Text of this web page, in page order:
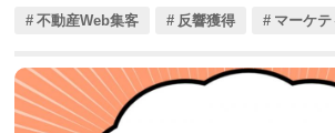
のです。
特に中小不動産会社にとっては、これらの変化に
と問題点、規制強化と対応策について解説します
不動産Web集客 反響獲得 マーケ